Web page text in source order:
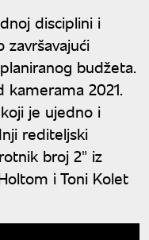
disciplini i
budžeta.
2021.
je ujedno i
rediteljski
broj 2" iz
i Toni Kolet